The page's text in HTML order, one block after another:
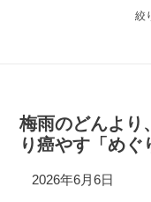
絞
梅雨のどんより
り癌やす「めぐ
2026年6月6日